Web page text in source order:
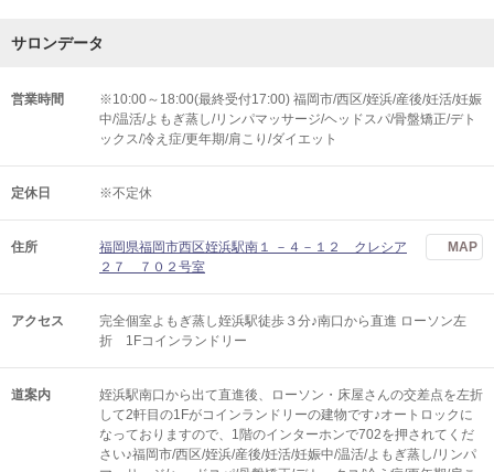
サロンデータ
営業時間
※10:00～18:00(最終受付17:00) 福岡市/西区/姪浜/産後/妊活/妊娠
中/温活/よもぎ蒸し/リンパマッサージ/ヘッドスパ/骨盤矯正/デト
ックス/冷え症/更年期/肩こり/ダイエット
定休日 ※不定休
住所
福岡県福岡市西区姪浜駅南１ －４－１２ クレシア
２７ ７０２号室
MAP
アクセス
完全個室よもぎ蒸し姪浜駅徒歩３分♪南口から直進 ローソン左
折 1Fコインランドリー
道案内
姪浜駅南口から出て直進後、ローソン・床屋さんの交差点を左折
して2軒目の1Fがコインランドリーの建物です♪オートロックに
なっておりますので、1階のインターホンで702を押されてくだ
さい♪福岡市/西区/姪浜/産後/妊活/妊娠中/温活/よもぎ蒸し/リンパ